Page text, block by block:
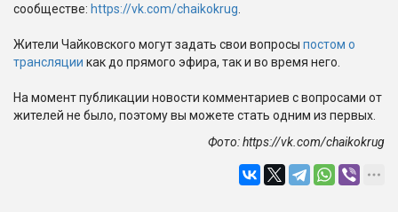
сообществе: https://vk.com/chaikokrug
Жители Чайковского могут задать свои вопросы постом о
трансляции как до прямого эфира, так и во время него.
На момент публикации новости комментариев с вопросами от
жителей не было, поэтому вы можете стать одним из первых.
Фото: https://vk.com/chaikokrug